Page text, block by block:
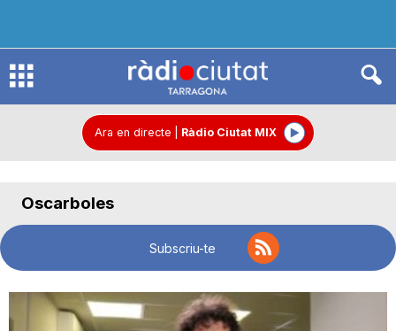
R
Ara en directe Ràdio Ciutat MIX
Oscarboles
Subscriu-te